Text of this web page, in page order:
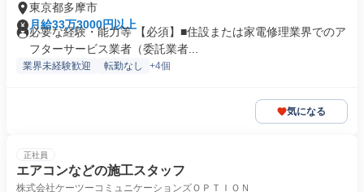
東京都多摩市
月給33万3000円以上
必要な経験・能力等 【必須】■住設または家電修理業界でのア
フターサービス業者（委託業者...
業界未経験歓迎 転勤なし +4個
気になる
正社員
エアコンなどの施工スタッフ
株式会社ケーツーコミュニケーションズＯＰＴＩＯＮ